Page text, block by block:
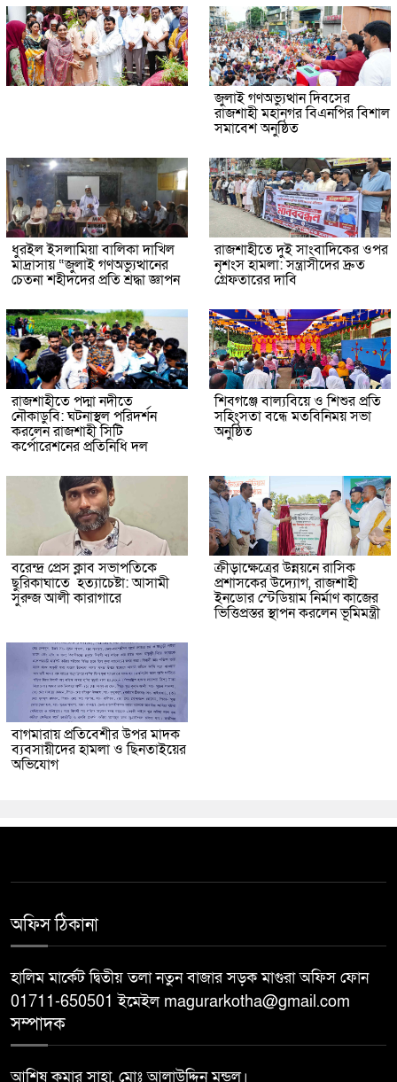
জুলাই গণঅভ্যুত্থান দিবসের
রাজশাহী মহানগর বিএনপির বিশাল
সমাবেশ অনুষ্ঠিত
ধুরইল ইসলামিয়া বালিকা দাখিল
মাদ্রাসায় “জুলাই গণঅভ্যুত্থানের
চেতনা শহীদদের প্রতি শ্রদ্ধা জ্ঞাপন
রাজশাহীতে দুই সাংবাদিকের ওপর
নৃশংস হামলা: সন্ত্রাসীদের দ্রুত
গ্রেফতারের দাবি
রাজশাহীতে পদ্মা নদীতে
নৌকাডুবি: ঘটনাস্থল পরিদর্শন
করলেন রাজশাহী সিটি
কর্পোরেশনের প্রতিনিধি দল
শিবগঞ্জে বাল্যবিয়ে ও শিশুর প্রতি
সহিংসতা বন্ধে মতবিনিময় সভা
অনুষ্ঠিত
বরেন্দ্র প্রেস ক্লাব সভাপতিকে
ছুরিকাঘাতে হত্যাচেষ্টা: আসামী
সুরুজ আলী কারাগারে
ক্রীড়াক্ষেত্রের উন্নয়নে রাসিক
প্রশাসকের উদ্যোগ, রাজশাহী
ইনডোর স্টেডিয়াম নির্মাণ কাজের
ভিত্তিপ্রস্তর স্থাপন করলেন ভূমিমন্ত্রী
বাগমারায় প্রতিবেশীর উপর মাদক
ব্যবসায়ীদের হামলা ও ছিনতাইয়ের
অভিযোগ
অফিস ঠিকানা
হালিম মার্কেট দ্বিতীয় তলা নতুন বাজার সড়ক মাগুরা অফিস ফোন
01711-650501 ইমেইল magurarkotha@gmail.com
সম্পাদক
আশিষ কুমার সাহা, মোঃ আলাউদ্দিন মন্ডল।